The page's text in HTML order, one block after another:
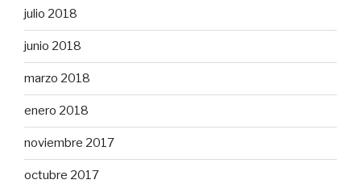
julio 2018
junio 2018
marzo 2018
enero 2018
noviembre 2017
octubre 2017